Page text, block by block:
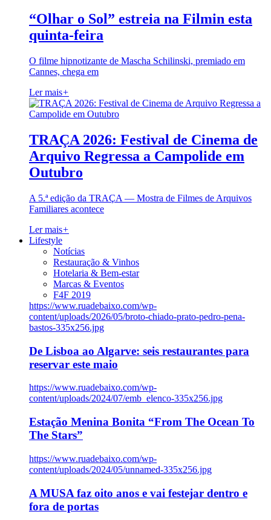
“Olhar o Sol” estreia na Filmin esta
quinta-feira
O filme hipnotizante de Mascha Schilinski, premiado em
Cannes, chega em
Ler mais+
TRAÇA 2026: Festival de Cinema de
Arquivo Regressa a Campolide em
Outubro
A 5.ª edição da TRAÇA — Mostra de Filmes de Arquivos
Familiares acontece
Ler mais+
Lifestyle
Notícias
Restauração & Vinhos
Hotelaria & Bem-estar
Marcas & Eventos
F4F 2019
https://www.ruadebaixo.com/wp-
content/uploads/2026/05/broto-chiado-prato-pedro-pena-
bastos-335x256.jpg
De Lisboa ao Algarve: seis restaurantes para
reservar este maio
https://www.ruadebaixo.com/wp-
content/uploads/2024/07/emb_elenco-335x256.jpg
Estação Menina Bonita “From The Ocean To
The Stars”
https://www.ruadebaixo.com/wp-
content/uploads/2024/05/unnamed-335x256.jpg
A MUSA faz oito anos e vai festejar dentro e
fora de portas